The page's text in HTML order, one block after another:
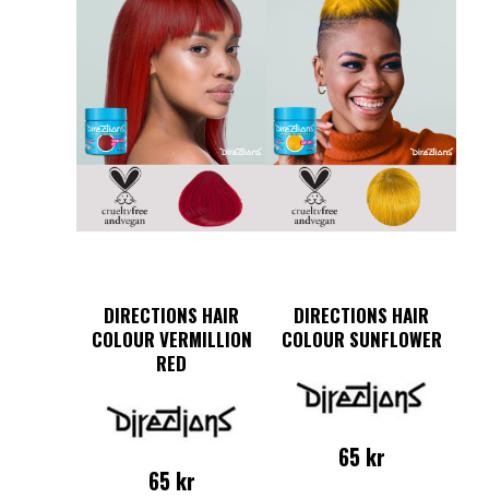
DIRECTIONS HAIR
COLOUR VERMILLION
RED
65 kr
DIRECTIONS HAIR
COLOUR SUNFLOWER
65 kr